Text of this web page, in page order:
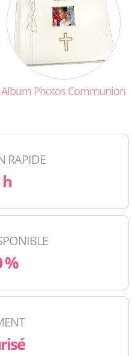
Album Photos Communion
RAPIDE
%